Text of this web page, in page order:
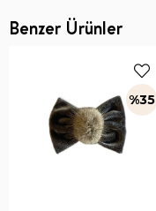
Benzer Ürünler
%35